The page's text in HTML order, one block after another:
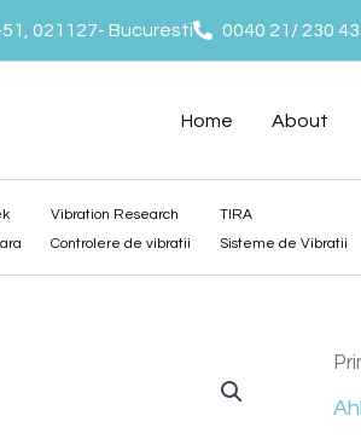
021127- Bucuresti 0040 21/ 230
Home About
Vibration Research
Controlere de vibratii
TIRA
Sisteme de Vibratii